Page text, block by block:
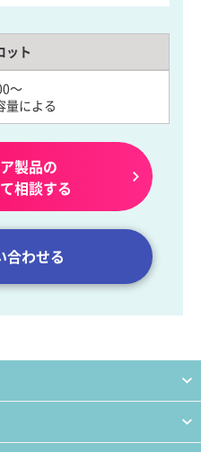
ット
～
による
製品の
相談する
合わせる